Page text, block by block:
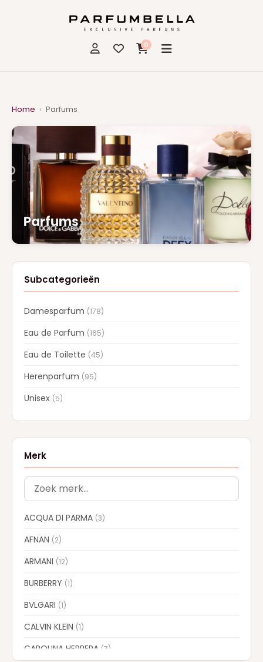
0
Home › Parfums
Parfums
Subcategorieën
Damesparfum (178)
Eau de Parfum (165)
Eau de Toilette (45)
Herenparfum (95)
Unisex (5)
Merk
ACQUA DI PARMA (3)
AFNAN (2)
ARMANI (12)
BURBERRY (1)
BVLGARI (1)
CALVIN KLEIN (1)
CAROLINA HERRERA (7)